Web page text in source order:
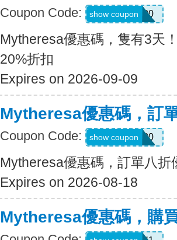
Coupon Code: KIDS20
show coupon
Mytheresa優惠碼，隻有3天
20%折扣
Expires on 2026-09-09
Mytheresa優惠碼，訂
Coupon Code: myt20
show coupon
Mytheresa優惠碼，訂單八折
Expires on 2026-08-18
Mytheresa優惠碼，購